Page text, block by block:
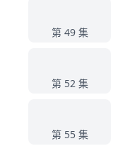
第 49 集
第 52 集
第 55 集